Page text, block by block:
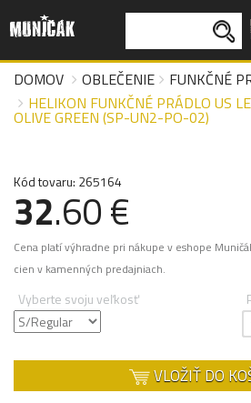
DOMOV
OBLEČENIE FUNKČNÉ
HELIKON FUNKČNÉ PRÁDLO US
OLIVE GREEN (SP-UN2-PO-02)
Kód tovaru: 265164
32.60 €
Cena platí výhradne pri nákupe v eshope
cien v kamenných predajniach.
Vyberte svoju veľkosť
VLOŽIŤ DO